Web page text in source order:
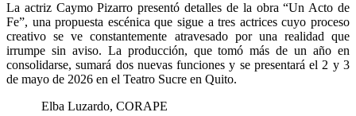
La actriz Caymo Pizarro presentó detalles de la obra “Un Acto de
Fe”, una propuesta escénica que sigue a tres actrices cuyo proceso
creativo se ve constantemente atravesado por una realidad que
irrumpe sin aviso. La producción, que tomó más de un año en
consolidarse, sumará dos nuevas funciones y se presentará el 2 y 3
de mayo de 2026 en el Teatro Sucre en Quito.
Elba Luzardo, CORAPE